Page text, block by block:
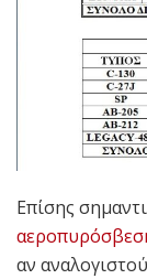
Επίσης
αν